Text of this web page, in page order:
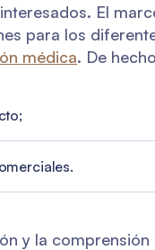
El
para los
médica. De
y la